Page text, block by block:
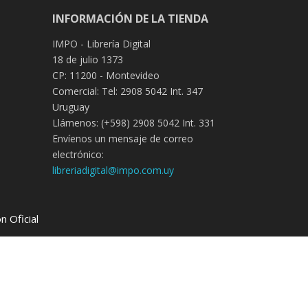
INFORMACIÓN DE LA TIENDA
IMPO - Librería Digital
18 de julio 1373
CP: 11200 - Montevideo
Comercial: Tel: 2908 5042 Int. 347
Uruguay
Llámenos: (+598) 2908 5042 Int. 331
Envíenos un mensaje de correo
electrónico:
libreriadigital@impo.com.uy
Oficial